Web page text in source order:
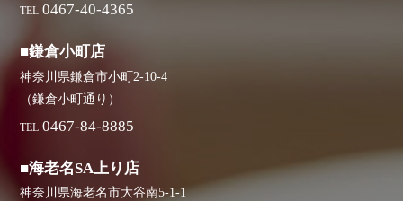
TEL 0467-40-4365
■鎌倉小町店
神奈川県鎌倉市小町2-10-4
（鎌倉小町通り）
TEL 0467-84-8885
■海老名SA上り店
神奈川県海老名市大谷南5-1-1